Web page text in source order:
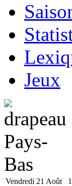
Jeux
Vendredi 21 Août